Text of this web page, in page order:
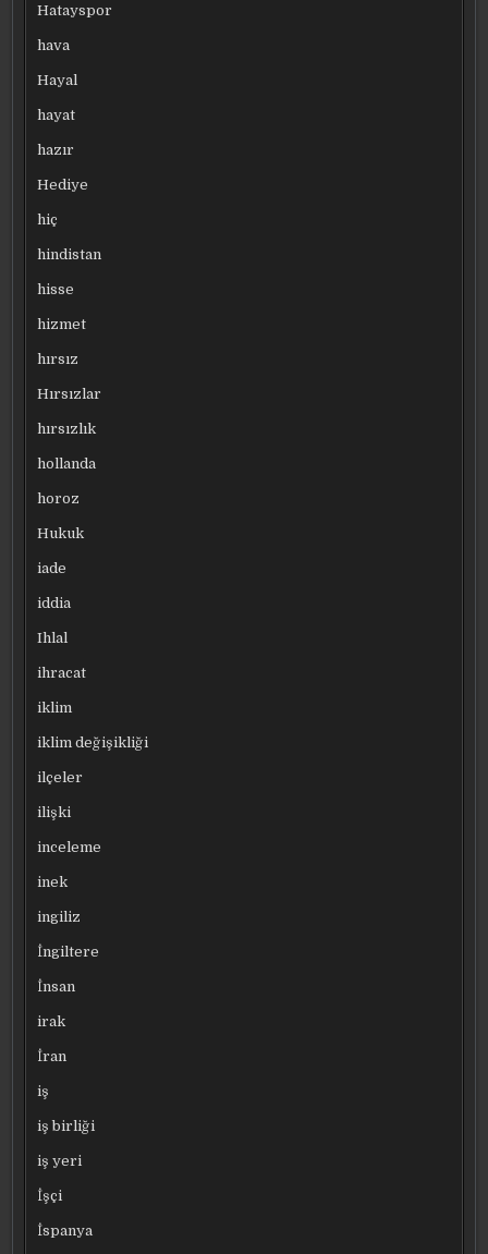
Hatayspor
hava
Hayal
hayat
hazır
Hediye
hiç
hindistan
hisse
hizmet
hırsız
Hırsızlar
hırsızlık
hollanda
horoz
Hukuk
iade
iddia
Ihlal
ihracat
iklim
iklim değişikliği
ilçeler
ilişki
inceleme
inek
ingiliz
İngiltere
İnsan
irak
İran
iş
iş birliği
iş yeri
İşçi
İspanya